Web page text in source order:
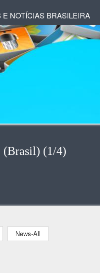
NOTÍCIAS BRASILEIRA
(Brasil) (1/4)
News-All